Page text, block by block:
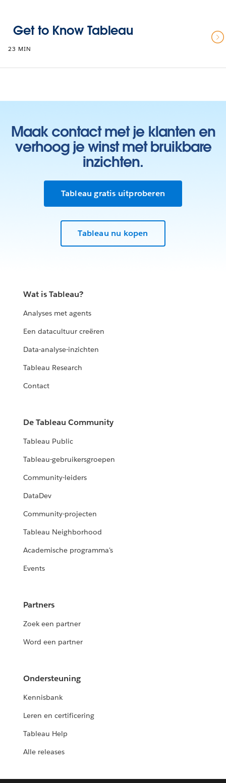
Get to Know Tableau
23 MIN
Maak contact met je klanten en
verhoog je winst met bruikbare
inzichten.
Tableau gratis uitproberen
Tableau nu kopen
Wat is Tableau?
Analyses met agents
Een datacultuur creëren
Data-analyse-inzichten
Tableau Research
Contact
De Tableau Community
Tableau Public
Tableau-gebruikersgroepen
Community-leiders
DataDev
Community-projecten
Tableau Neighborhood
Academische programma's
Events
Partners
Zoek een partner
Word een partner
Ondersteuning
Kennisbank
Leren en certificering
Tableau Help
Alle releases